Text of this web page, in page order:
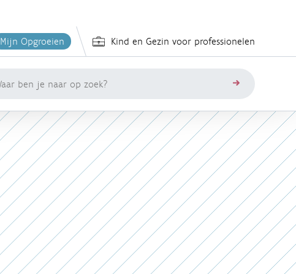
Mijn Opgroeien Kind en Gezin voor professionelen